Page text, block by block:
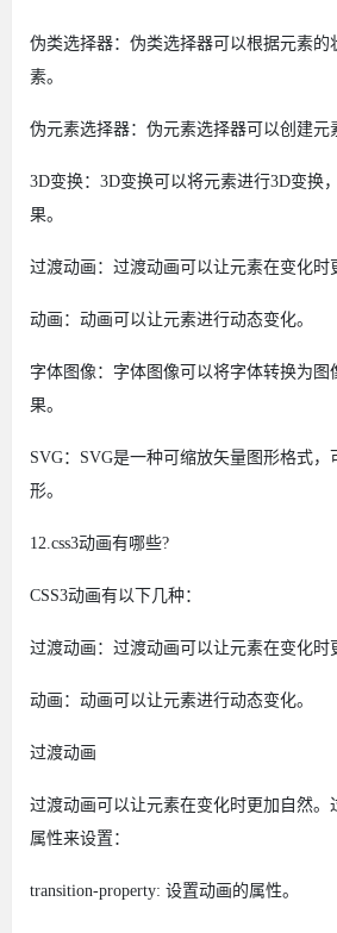
伪类选择器：伪类选择器可以根据元素的
素。
伪元素选择器：伪元素选择器可以创建元
3D变换：3D变换可以将元素进行3D变换
果。
过渡动画：过渡动画可以让元素在变化时
动画：动画可以让元素进行动态变化。
字体图像：字体图像可以将字体转换为图
果。
SVG：SVG是一种可缩放矢量图形格式，
形。
12.css3动画有哪些?
CSS3动画有以下几种：
过渡动画：过渡动画可以让元素在变化时
动画：动画可以让元素进行动态变化。
过渡动画
过渡动画可以让元素在变化时更加自然。
属性来设置：
transition-property: 设置动画的属性。